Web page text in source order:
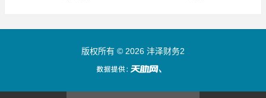
版权所有 © 2026 沣泽财务2